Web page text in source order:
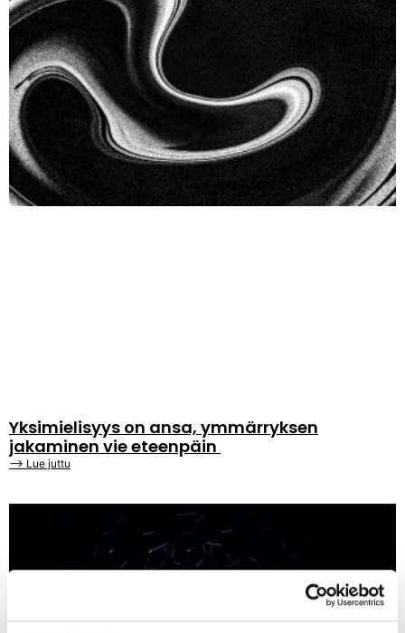
Yksimielisyys on ansa, ymmärryksen
jakaminen vie eteenpäin
⟶ Lue juttu